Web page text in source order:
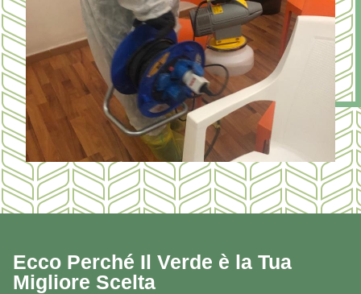
Ecco Perché Il Verde è la Tua
Migliore Scelta